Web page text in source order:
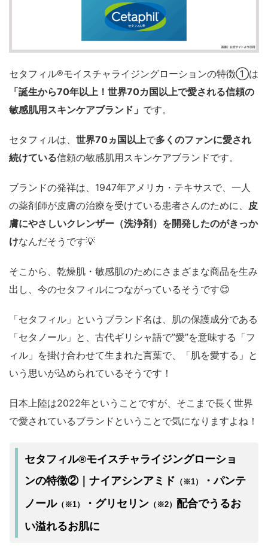
セタフィル®モイスチャライジングローションの特徴①は
「誕生から70年以上！世界70カ国以上で愛される信頼の
敏感肌用スキンケアブランド」 です。
セタフィルは、 世界70ヵ国以上で多くのファンに愛され
続けている信頼の敏感肌用スキンケアブランドです。
ブランドの発祥は、1947年アメリカ・テキサスで、一人
の薬剤師が皮膚の治療を受けている患者さんのために、 皮
膚にやさしいクレンザー（洗浄剤）を開発したのがきっか
けなんだそうです💡
そこから、乾燥肌・敏感肌のためにさまざまな商品を生み
出し、今のセタフィルにつながっているそうです😊
「セタフィル」というブランド名は、肌の保護成分である
「セタノール」と、古代ギリシャ語で”愛”を意味する「フ
ィル」を掛け合わせて生まれた言葉で、「肌を愛する」と
いう思いが込められているそうです！
日本上陸は2022年ということですが、そこまで長く世界
で愛されているブランドということで気になりますよね！
セタフィル®モイスチャライジングローショ
ンの特徴②｜ナイアシンアミド （※1）
・パンテ
ノール（※1） ・グリセリン （※2） 配合でうるお
い溢れるお肌に